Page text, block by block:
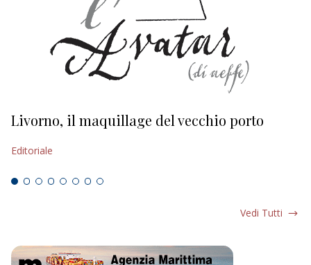
Livorno, il maquillage del vecchio porto
Editoriale
Vedi Tutti